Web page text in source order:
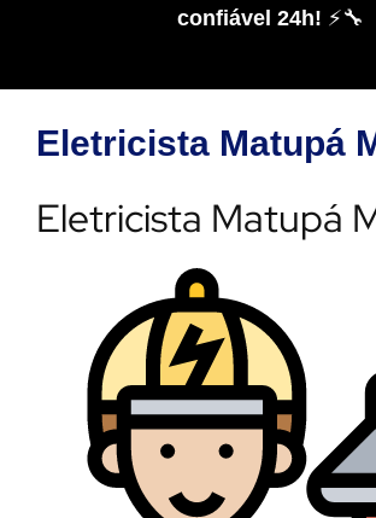
confiável 24h! ⚡🔧
Eletricista Matupá
Eletricista Matupá